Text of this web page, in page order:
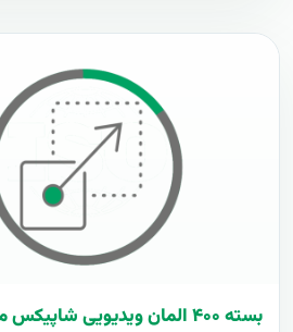
بسته ۴۰۰ المان ویدیویی شاپیکس موشن گرافیک